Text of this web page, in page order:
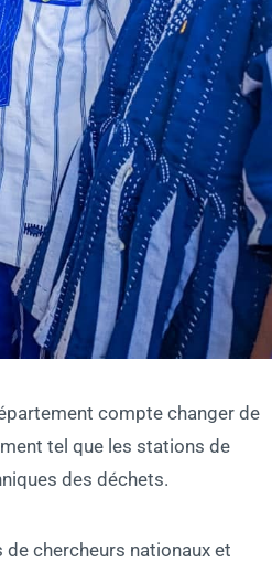
compte changer de
tel que les stations de
des déchets.
chercheurs nationaux et